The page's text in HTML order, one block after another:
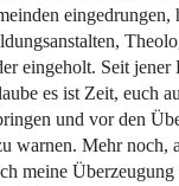
eingedrungen,
eingeholt. Seit jener
es ist Zeit, euch
und vor den
warnen. Mehr noch,
meine Überzeugung